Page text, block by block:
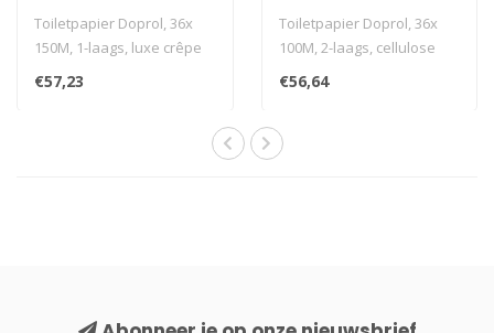
luxe crÃªpe wit
Toiletpapier Doprol, 36x
150M, 1-laags, luxe crêpe
wit
€57,23
cellulose
Toiletpapier Doprol, 36x
100M, 2-laags, cellulose
i.v.m. transportkosten is
€56,64